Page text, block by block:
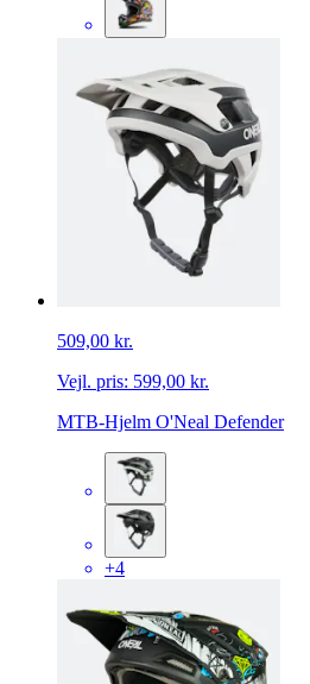
509,00 kr.
Vejl. pris: 599,00 kr.
MTB-Hjelm O'Neal Defender
+4